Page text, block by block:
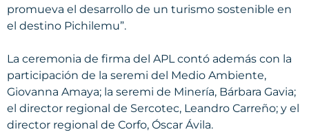
promueva el desarrollo de un turismo sostenible en
el destino Pichilemu”.
La ceremonia de firma del APL contó además con la
participación de la seremi del Medio Ambiente,
Giovanna Amaya; la seremi de Minería, Bárbara Gavia;
el director regional de Sercotec, Leandro Carreño; y el
director regional de Corfo, Óscar Ávila.